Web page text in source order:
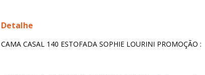
Detalhe
CAMA CASAL 140 ESTOFADA SOPHIE LOURINI PROMOÇÃO :